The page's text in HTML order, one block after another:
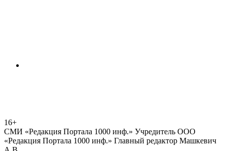
16+
СМИ «Редакция Портала 1000 инф.» Учредитель ООО
«Редакция Портала 1000 инф.» Главный редактор Машкевич